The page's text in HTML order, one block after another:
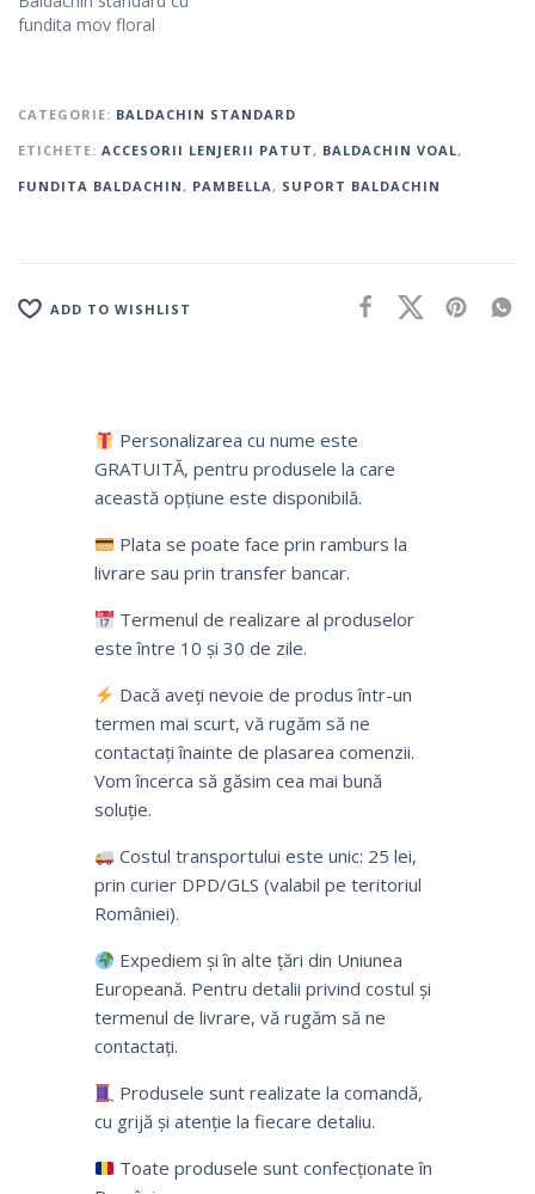
fundita mov floral
CATEGORIE: BALDACHIN STANDARD
ETICHETE: ACCESORII LENJERII PATUT, BALDACHIN VOAL,
FUNDITA BALDACHIN, PAMBELLA, SUPORT BALDACHIN
ADD TO WISHLIST
Personalizarea cu nume este
GRATUITĂ, pentru produsele la care
această opțiune este disponibilă.
Plata se poate face prin ramburs la
livrare sau prin transfer bancar.
Termenul de realizare al produselor
este între 10 și 30 de zile.
Dacă aveți nevoie de produs într-un
termen mai scurt, vă rugăm să ne
contactați înainte de plasarea comenzii.
Vom încerca să găsim cea mai bună
soluție.
Costul transportului este unic: 25 lei,
prin curier DPD/GLS (valabil pe teritoriul
României).
Expediem și în alte țări din Uniunea
Europeană. Pentru detalii privind costul și
termenul de livrare, vă rugăm să ne
contactați.
Produsele sunt realizate la comandă,
cu grijă și atenție la fiecare detaliu.
Toate produsele sunt confecționate în